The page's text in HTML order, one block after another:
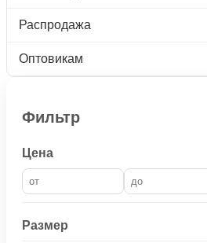
Распродажа
Оптовикам
Фильтр
Цена
Размер